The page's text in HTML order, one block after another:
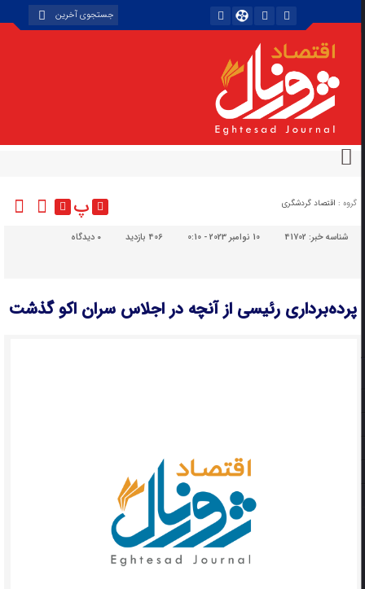
گروه : اقتصاد گردشگری پ
شناسه خبر:41702 10 نوامبر 2023 - 0:10 406 بازدید دیدگاه
پرده‌برداری رئیسی از آنچه در اجلاس سران اکو گذشت